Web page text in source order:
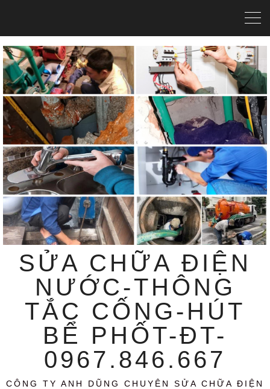
SỬA CHỮA ĐIỆN
NƯỚC-THÔNG
TẮC CỐNG-HÚT
BỂ PHỐT-ĐT-
0967.846.667
CÔNG TY ANH DŨNG CHUYÊN SỬA CHỮA ĐIỆN